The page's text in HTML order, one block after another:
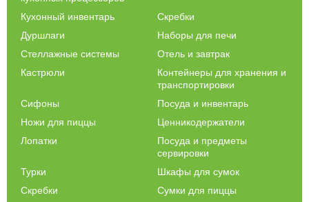
Кухонный инвентарь
Скребки
Дуршлаги
Наборы для печи
Стеллажные системы
Отель и завтрак
Кастрюли
Контейнеры для хранения и
транспортировки
Сифоны
Посуда и инвентарь
Ножи для пиццы
Ценникодержатели
Лопатки
Посуда и предметы
сервировки
Турки
Шкафы для сумок
Скребки
Сумки для пиццы